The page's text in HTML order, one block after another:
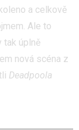
a celkově
Ale to
tak úplně
nová scéna z
Deadpoola